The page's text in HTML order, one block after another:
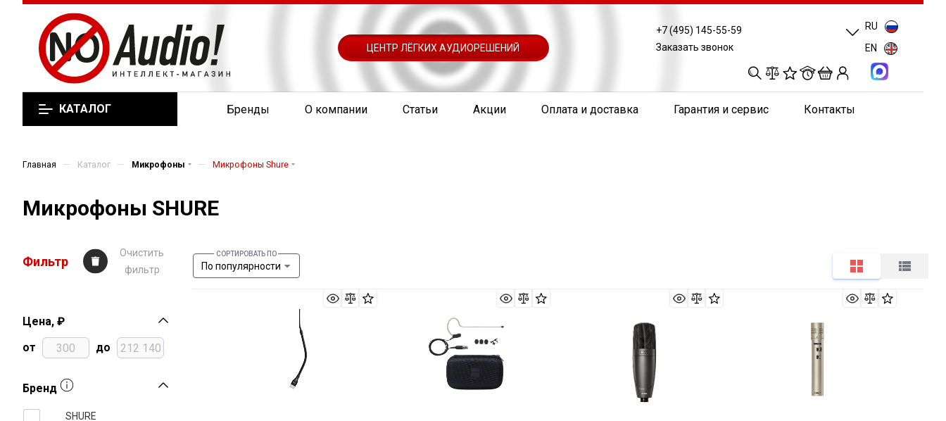
ЦЕНТР ЛЁГКИХ АУДИОРЕШЕНИЙ
+7 (495) 145-55-59
Заказать звонок
0
RU
EN
КАТАЛОГ Бренды О компании Статьи Акции Оплата и доставка Гарантия и сервис Контакты
Главная — Каталог — Микрофоны — Микрофоны Shure
Микрофоны SHURE
По популярности
Фильтр
Очистить
фильтр
Цена, ₽
от
до
Бренд
SHURE